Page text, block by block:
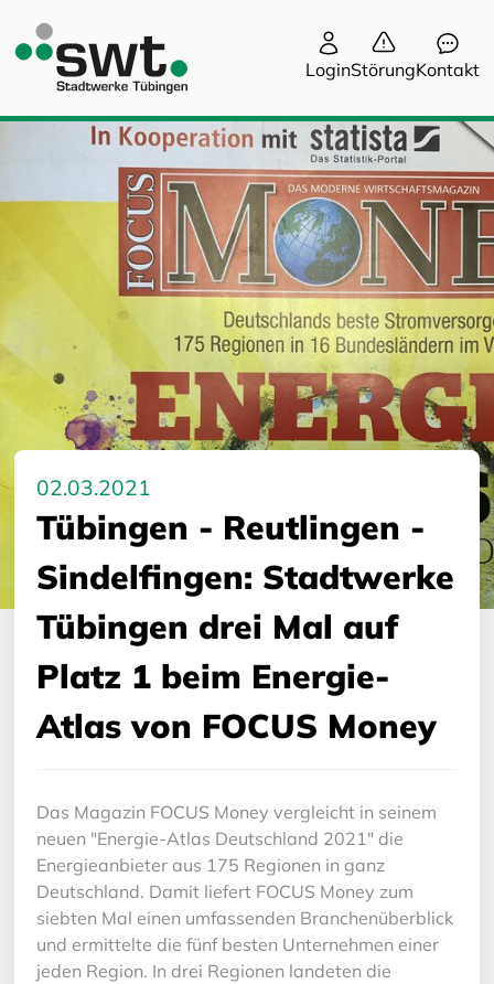
LoginStörungKontakt
02.03.2021
Tübingen - Reutlingen -
Sindelfingen: Stadtwerke
Tübingen drei Mal auf
Platz 1 beim Energie-
Atlas von FOCUS Money
Das Magazin FOCUS Money vergleicht in seinem
neuen "Energie-Atlas Deutschland 2021" die
Energieanbieter aus 175 Regionen in ganz
Deutschland. Damit liefert FOCUS Money zum
siebten Mal einen umfassenden Branchenüberblick
und ermittelte die fünf besten Unternehmen einer
jeden Region. In drei Regionen landeten die